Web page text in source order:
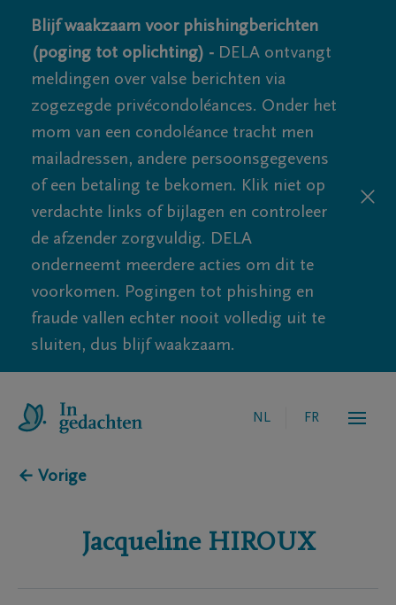
Blijf waakzaam voor phishingberichten
(poging tot oplichting) - DELA ontvangt
meldingen over valse berichten via
zogezegde privécondoléances. Onder het
mom van een condoléance tracht men
mailadressen, andere persoonsgegevens
of een betaling te bekomen. Klik niet op
verdachte links of bijlagen en controleer
de afzender zorgvuldig. DELA
onderneemt meerdere acties om dit te
voorkomen. Pogingen tot phishing en
fraude vallen echter nooit volledig uit te
sluiten, dus blijf waakzaam.
NL FR
← Vorige
Jacqueline HIROUX